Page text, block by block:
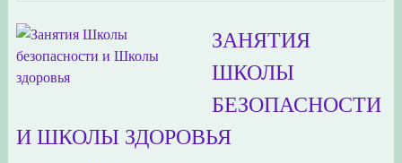
ЗАНЯТИЯ
ШКОЛЫ
БЕЗОПАСНОСТИ
И ШКОЛЫ ЗДОРОВЬЯ